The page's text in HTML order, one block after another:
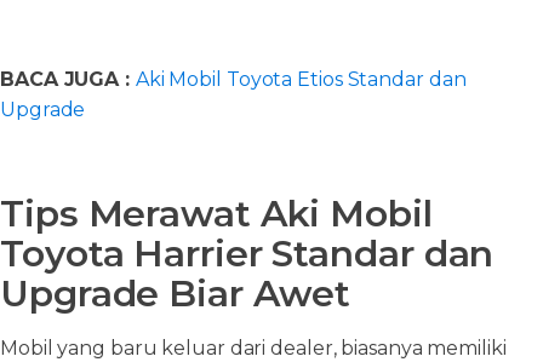
BACA JUGA : Aki Mobil Toyota Etios Standar dan
Upgrade
Tips Merawat Aki Mobil
Toyota Harrier Standar dan
Upgrade Biar Awet
Mobil yang baru keluar dari dealer, biasanya memiliki